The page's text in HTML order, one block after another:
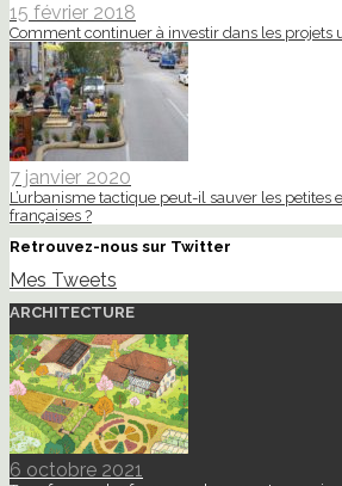
15 février 2018
Comment continuer à investir dans les projets
7 janvier 2020
L’urbanisme tactique peut-il sauver les petites
françaises ?
Retrouvez-nous sur Twitter
Mes Tweets
ARCHITECTURE
6 octobre 2021